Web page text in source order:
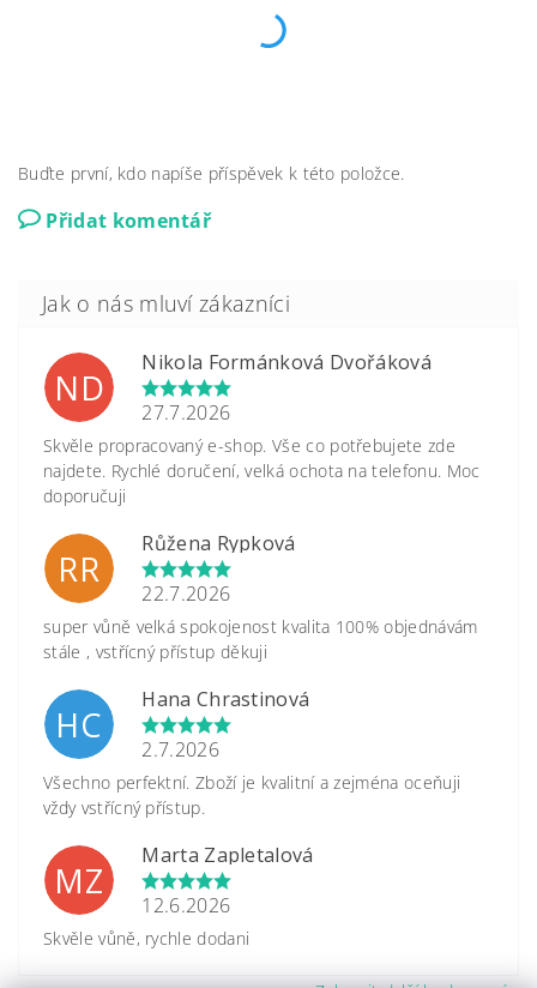
Buďte první, kdo napíše příspěvek k této položce.
Přidat komentář
ND
Nikola Formánková Dvořáková
27.7.2026
Skvěle propracovaný e-shop. Vše co potřebujete zde
najdete. Rychlé doručení, velká ochota na telefonu. Moc
doporučuji
RR
Růžena Rypková
22.7.2026
super vůně velká spokojenost kvalita 100% objednávám
stále , vstřícný přístup děkuji
HC
Hana Chrastinová
2.7.2026
Všechno perfektní. Zboží je kvalitní a zejména oceňuji
vždy vstřícný přístup.
MZ
Marta Zapletalová
12.6.2026
Skvěle vůně, rychle dodani